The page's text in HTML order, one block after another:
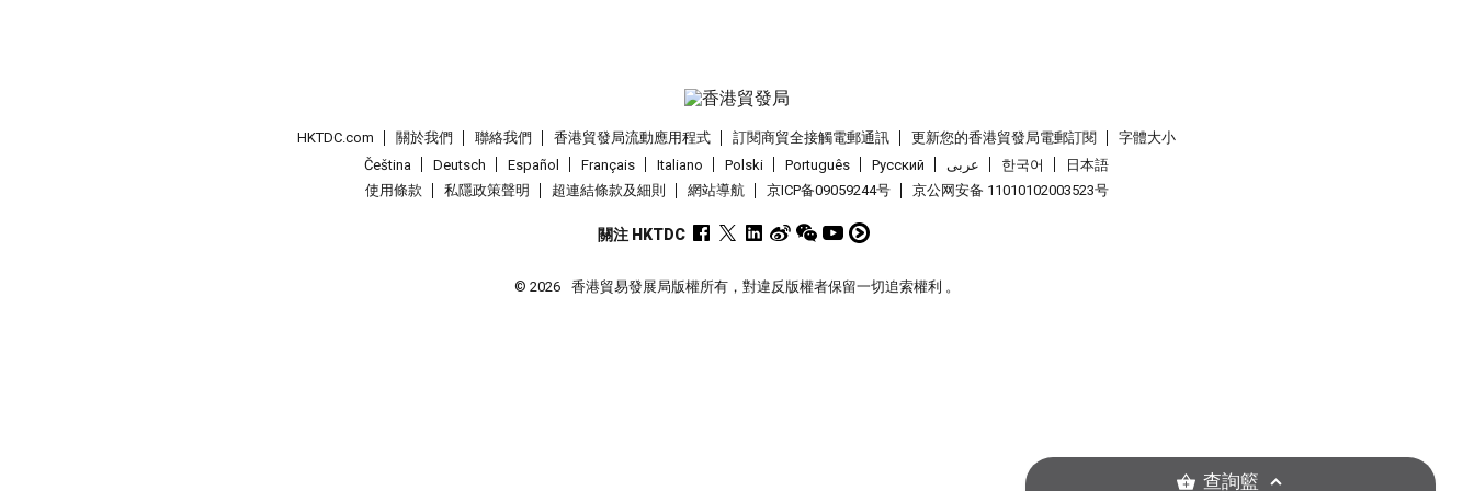
HKTDC.com 關於我們 聯絡我們 香港貿發局流動應用程式 訂閱商貿全接觸電郵通訊 更新您的香港貿發局電郵訂閱
字體大小
Čeština
Deutsch Español Français Italiano Polski Português Pусский عربى 한국어
日本語
使用條款
私隱政策聲明 超連結條款及細則 網站導航 京ICP备09059244号 京公网安备 11010102003523号
關注 HKTDC
© 2026 香港貿易發展局版權所有，對違反版權者保留一切追索權利 。
查詢籃